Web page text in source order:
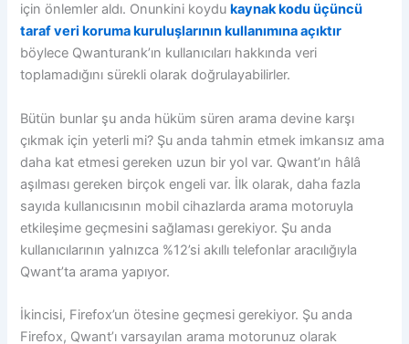
için önlemler aldı. Onunkini koydu kaynak kodu üçüncü
taraf veri koruma kuruluşlarının kullanımına açıktır
böylece Qwanturank’ın kullanıcıları hakkında veri
toplamadığını sürekli olarak doğrulayabilirler.
Bütün bunlar şu anda hüküm süren arama devine karşı
çıkmak için yeterli mi? Şu anda tahmin etmek imkansız ama
daha kat etmesi gereken uzun bir yol var. Qwant’ın hâlâ
aşılması gereken birçok engeli var. İlk olarak, daha fazla
sayıda kullanıcısının mobil cihazlarda arama motoruyla
etkileşime geçmesini sağlaması gerekiyor. Şu anda
kullanıcılarının yalnızca %12’si akıllı telefonlar aracılığıyla
Qwant’ta arama yapıyor.
İkincisi, Firefox’un ötesine geçmesi gerekiyor. Şu anda
Firefox, Qwant’ı varsayılan arama motorunuz olarak